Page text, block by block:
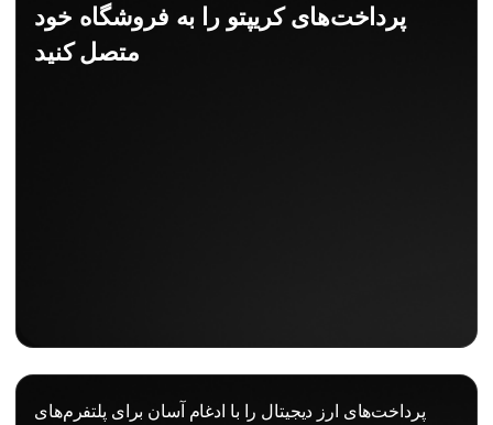
پرداخت‌های کریپتو را به فروشگاه خود
متصل کنید
پرداخت‌های ارز دیجیتال را با ادغام آسان برای پلتفرم‌های